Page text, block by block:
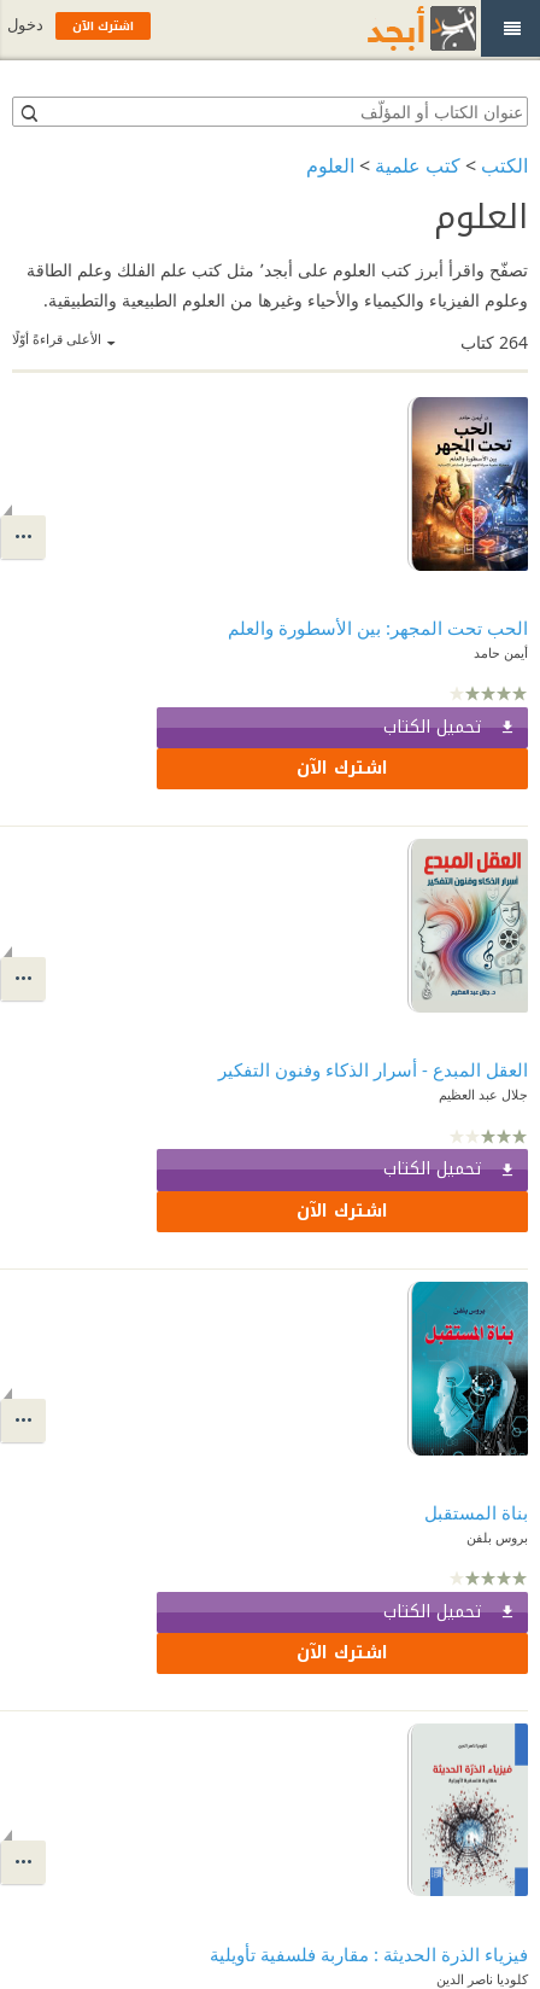
الكتب >كتب علمية > العلوم
العلوم
تصفّح واقرأ أبرز كتب العلوم على أبجد٬ مثل كتب علم الفلك وعلم الطاقة
وعلوم الفيزياء والكيمياء والأحياء وغيرها من العلوم الطبيعية والتطبيقية.
الأعلى قراءةً أوّلًا 264 كتاب
الحب تحت المجهر: بين الأسطورة والعلم
أيمن حامد
تحميل الكتاب
اشترك الآن
العقل المبدع - أسرار الذكاء وفنون التفكير
جلال عبد العظيم
تحميل الكتاب
اشترك الآن
بناة المستقبل
بروس بلفن
تحميل الكتاب
اشترك الآن
فيزياء الذرة الحديثة : مقاربة فلسفية تأويلية
كلوديا ناصر الدين
اشترك الآن دخول